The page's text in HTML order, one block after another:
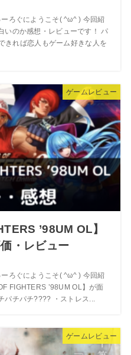
ろぐにようこそ( ^ω^ ) 今回紹
いのか感想・レビューです！ パ
きれば恋人もゲーム好きな人を
ゲームレビュー
’98UM OL】
・レビュー
ろぐにようこそ( ^ω^ ) 今回紹
FIGHTERS ’98UM OL】が面
パチパチ???? ・ストレス...
ゲームレビュー